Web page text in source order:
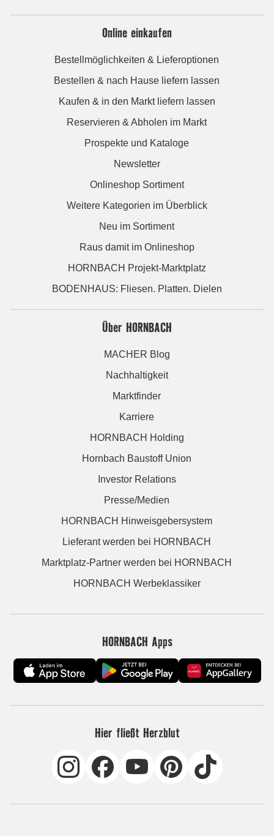
Online einkaufen
Bestellmöglichkeiten & Lieferoptionen
Bestellen & nach Hause liefern lassen
Kaufen & in den Markt liefern lassen
Reservieren & Abholen im Markt
Prospekte und Kataloge
Newsletter
Onlineshop Sortiment
Weitere Kategorien im Überblick
Neu im Sortiment
Raus damit im Onlineshop
HORNBACH Projekt-Marktplatz
BODENHAUS: Fliesen. Platten. Dielen
Über HORNBACH
MACHER Blog
Nachhaltigkeit
Marktfinder
Karriere
HORNBACH Holding
Hornbach Baustoff Union
Investor Relations
Presse/Medien
HORNBACH Hinweisgebersystem
Lieferant werden bei HORNBACH
Marktplatz-Partner werden bei HORNBACH
HORNBACH Werbeklassiker
HORNBACH Apps
Hier fließt Herzblut